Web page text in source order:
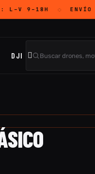
L–V 9–18H ENVÍO
DJI